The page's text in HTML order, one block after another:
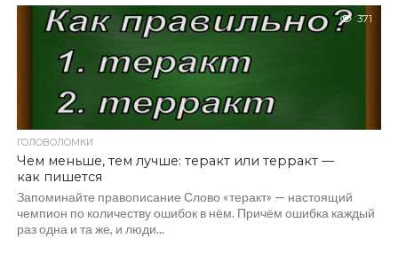
371
ГОЛОВОЛОМКИ
Чем меньше, тем лучше: теракт или терракт —
как пишется
Запоминайте правописание Слово «теракт» — настоящий
чемпион по количеству ошибок в нём. Причём ошибка каждый
раз одна и та же, и люди...